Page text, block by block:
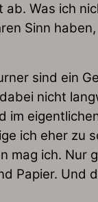
Was ich
Sinn
sind ein
nicht
im
ich eher zu
ich. Nur
Papier. Und